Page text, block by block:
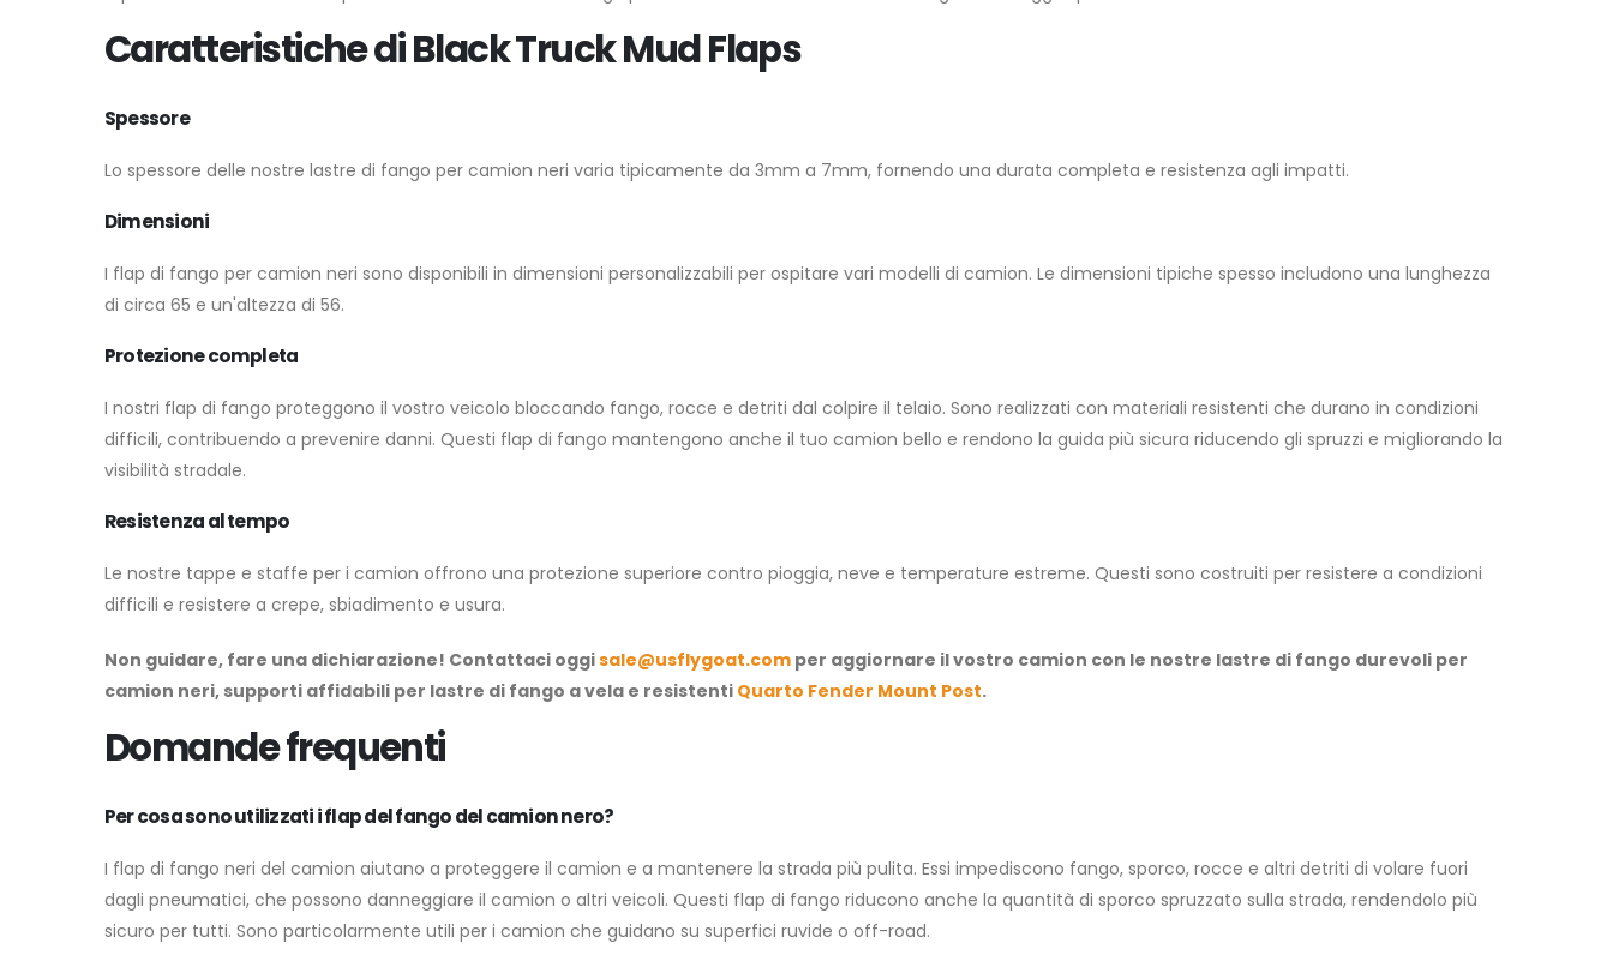
Caratteristiche di Black Truck Mud Flaps ​
Spessore
Lo spessore delle nostre lastre di fango per camion neri varia tipicamente da 3mm a 7mm, fornendo una durata completa e resistenza agli impatti.
Dimensioni
I flap di fango per camion neri sono disponibili in dimensioni personalizzabili per ospitare vari modelli di camion. Le dimensioni tipiche spesso includono una lunghezza
di circa 65 e un'altezza di 56.
Protezione completa
I nostri flap di fango proteggono il vostro veicolo bloccando fango, rocce e detriti dal colpire il telaio. Sono realizzati con materiali resistenti che durano in condizioni
difficili, contribuendo a prevenire danni. Questi flap di fango mantengono anche il tuo camion bello e rendono la guida più sicura riducendo gli spruzzi e migliorando la
visibilità stradale.
Resistenza al tempo
Le nostre tappe e staffe per i camion offrono una protezione superiore contro pioggia, neve e temperature estreme. Questi sono costruiti per resistere a condizioni
difficili e resistere a crepe, sbiadimento e usura.
Non guidare, fare una dichiarazione! Contattaci oggisale@usflygoat.com per aggiornare il vostro camion con le nostre lastre di fango durevoli per
camion neri, supporti affidabili per lastre di fango a vela e resistenti Quarto Fender Mount Post.
Domande frequenti
Per cosa sono utilizzati i flap del fango del camion nero?
I flap di fango neri del camion aiutano a proteggere il camion e a mantenere la strada più pulita. Essi impediscono fango, sporco, rocce e altri detriti di volare fuori
dagli pneumatici, che possono danneggiare il camion o altri veicoli. Questi flap di fango riducono anche la quantità di sporco spruzzato sulla strada, rendendolo più
sicuro per tutti. Sono particolarmente utili per i camion che guidano su superfici ruvide o off-road.